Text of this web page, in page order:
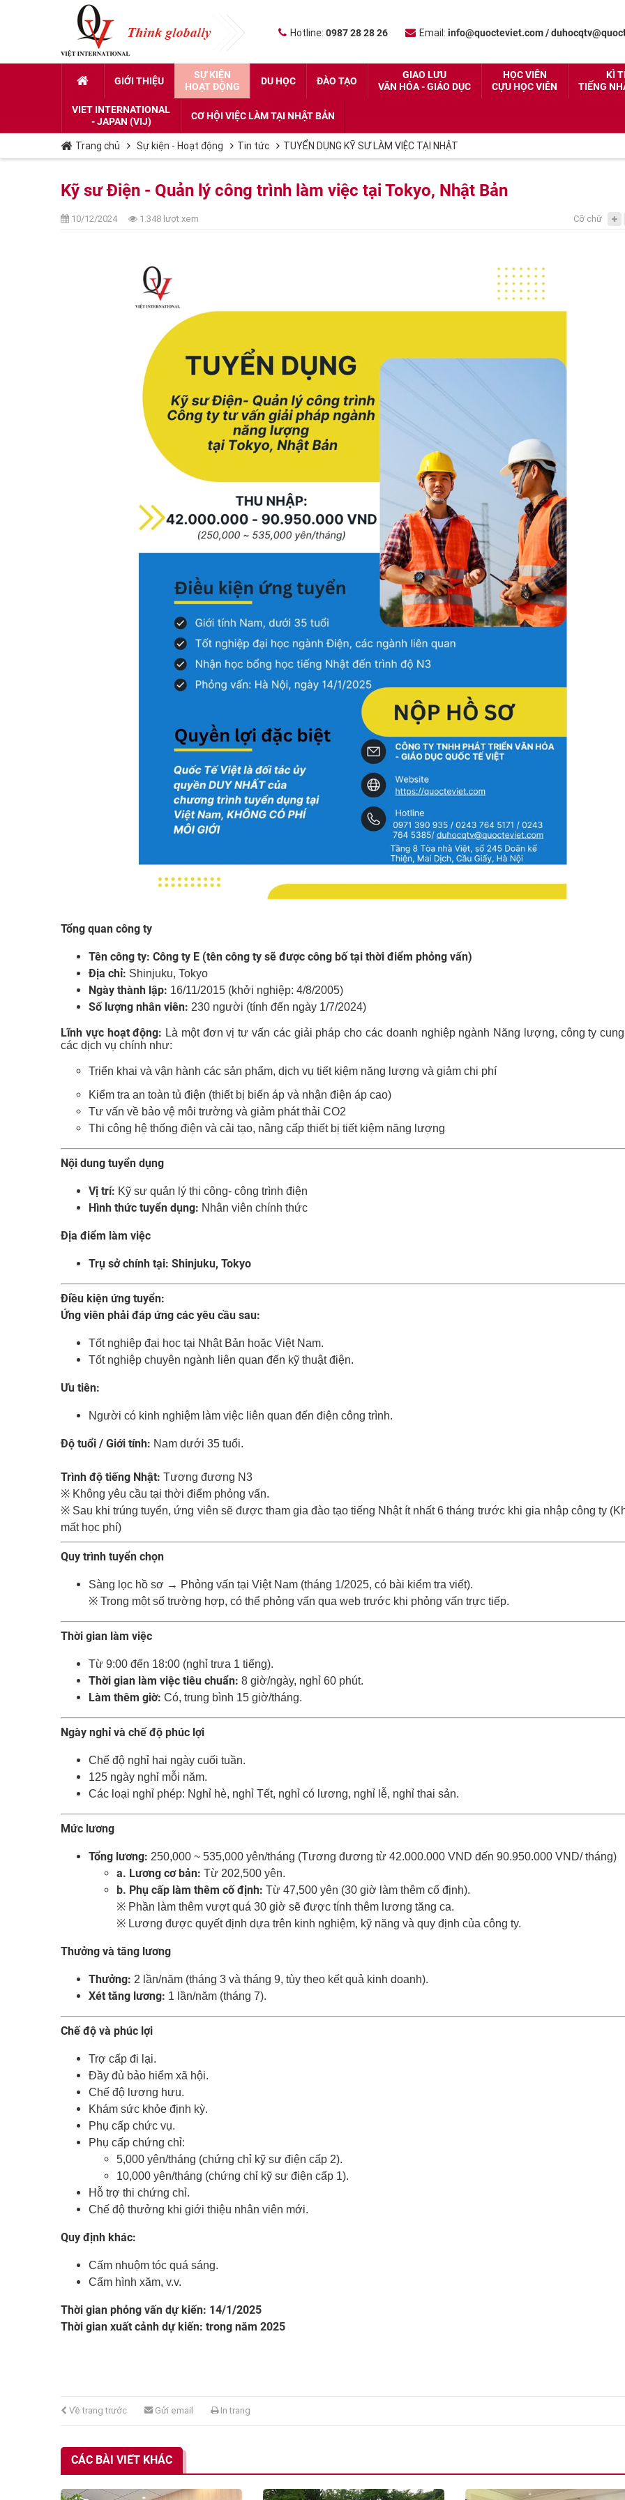
Hotline: 0987 28 28 26 Email: info@quocteviet.com/
GIỚI THIỆU
SỰ KIỆN
HOẠT ĐỘNG
DU HỌC ĐÀO TẠO
GIAO LƯU
VĂN HÓA - GIÁO DỤC
HỌC VIÊN
CỰU HỌC VIÊN
KÌ
TIẾNG
VIET INTERNATIONAL
- JAPAN (VIJ)
CƠ HỘI VIỆC LÀM TẠI NHẬT BẢN
Trang chủ Sự kiện - Hoạt động Tin tức TUYỂN DỤNG KỸ SƯ LÀM VIỆC TẠI NHẬT
Kỹ sư Điện - Quản lý công trình làm việc tại Tokyo, Nhật Bản
10/12/2024 1.348 lượt xem Cỡ chữ
Tổng quan công ty
Tên công ty: Công ty E (tên công ty sẽ được công bố tại thời điểm phỏng vấn)
Địa chỉ: Shinjuku, Tokyo
Ngày thành lập: 16/11/2015 (khởi nghiệp: 4/8/2005)
Số lượng nhân viên: 230 người (tính đến ngày 1/7/2024)
Lĩnh vực hoạt động: Là một đơn vị tư vấn các giải pháp cho các doanh nghiệp ngành Năng lượng, công ty
các dịch vụ chính như:
Triển khai và vận hành các sản phẩm, dịch vụ tiết kiệm năng lượng và giảm chi phí
Kiểm tra an toàn tủ điện (thiết bị biến áp và nhận điện áp cao)
Tư vấn về bảo vệ môi trường và giảm phát thải CO2
Thi công hệ thống điện và cải tạo, nâng cấp thiết bị tiết kiệm năng lượng
Nội dung tuyển dụng
Vị trí: Kỹ sư quản lý thi công- công trình điện
Hình thức tuyển dụng: Nhân viên chính thức
Địa điểm làm việc
Trụ sở chính tại: Shinjuku, Tokyo
Điều kiện ứng tuyển:
Ứng viên phải đáp ứng các yêu cầu sau:
Tốt nghiệp đại học tại Nhật Bản hoặc Việt Nam.
Tốt nghiệp chuyên ngành liên quan đến kỹ thuật điện.
Ưu tiên:
Người có kinh nghiệm làm việc liên quan đến điện công trình.
Độ tuổi / Giới tính: Nam dưới 35 tuổi.
Trình độ tiếng Nhật: Tương đương N3
※ Không yêu cầu tại thời điểm phỏng vấn.
※ Sau khi trúng tuyển, ứng viên sẽ được tham gia đào tạo tiếng Nhật ít nhất 6 tháng trước khi gia nhập công ty
mất học phí)
Quy trình tuyển chọn
Sàng lọc hồ sơ → Phỏng vấn tại Việt Nam (tháng 1/2025, có bài kiểm tra viết).
※ Trong một số trường hợp, có thể phỏng vấn qua web trước khi phỏng vấn trực tiếp.
Thời gian làm việc
Từ 9:00 đến 18:00 (nghỉ trưa 1 tiếng).
Thời gian làm việc tiêu chuẩn: 8 giờ/ngày, nghỉ 60 phút.
Làm thêm giờ: Có, trung bình 15 giờ/tháng.
Ngày nghỉ và chế độ phúc lợi
Chế độ nghỉ hai ngày cuối tuần.
125 ngày nghỉ mỗi năm.
Các loại nghỉ phép: Nghỉ hè, nghỉ Tết, nghỉ có lương, nghỉ lễ, nghỉ thai sản.
Mức lương
Tổng lương: 250,000 ~ 535,000 yên/tháng (Tương đương từ 42.000.000 VND đến 90.950.000 VND/ tháng)
a. Lương cơ bản: Từ 202,500 yên.
b. Phụ cấp làm thêm cố định: Từ 47,500 yên (30 giờ làm thêm cố định).
※ Phần làm thêm vượt quá 30 giờ sẽ được tính thêm lương tăng ca.
※ Lương được quyết định dựa trên kinh nghiệm, kỹ năng và quy định của công ty.
Thưởng và tăng lương
Thưởng: 2 lần/năm (tháng 3 và tháng 9, tùy theo kết quả kinh doanh).
Xét tăng lương: 1 lần/năm (tháng 7).
Chế độ và phúc lợi
Trợ cấp đi lại.
Đầy đủ bảo hiểm xã hội.
Chế độ lương hưu.
Khám sức khỏe định kỳ.
Phụ cấp chức vụ.
Phụ cấp chứng chỉ:
5,000 yên/tháng (chứng chỉ kỹ sư điện cấp 2).
10,000 yên/tháng (chứng chỉ kỹ sư điện cấp 1).
Hỗ trợ thi chứng chỉ.
Chế độ thưởng khi giới thiệu nhân viên mới.
Quy định khác:
Cấm nhuộm tóc quá sáng.
Cấm hình xăm, v.v.
Thời gian phỏng vấn dự kiến: 14/1/2025
Thời gian xuất cảnh dự kiến: trong năm 2025
Về trang trước Gửi email In trang
CÁC BÀI VIẾT KHÁC